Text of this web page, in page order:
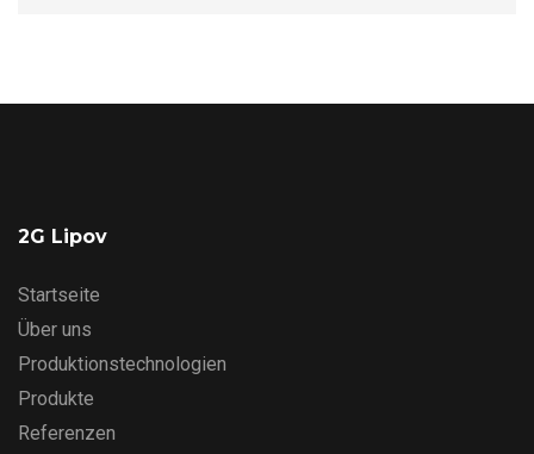
2G Lipov
Startseite
Über uns
Produktionstechnologien
Produkte
Referenzen